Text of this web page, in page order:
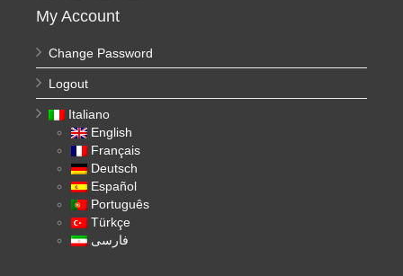
My Account
Change Password
Logout
Italiano
English
Français
Deutsch
Español
Português
Türkçe
فارسی